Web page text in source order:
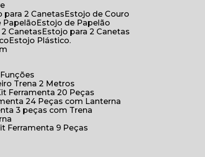
para 2 Canetas
Estojo de Couro
Papelão
Estojo de Papelão
2 Canetas
Estojo para 2 Canetas
Estojo Plástico.
Trena 2 Metros
Kit Ferramenta 20 Peças
24 Peças com Lanterna
3 peças com Trena
Kit Ferramenta 9 Peças